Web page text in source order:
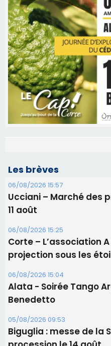
Les brèves
06/08/2026 15:57
Ucciani – Marché des
11 août